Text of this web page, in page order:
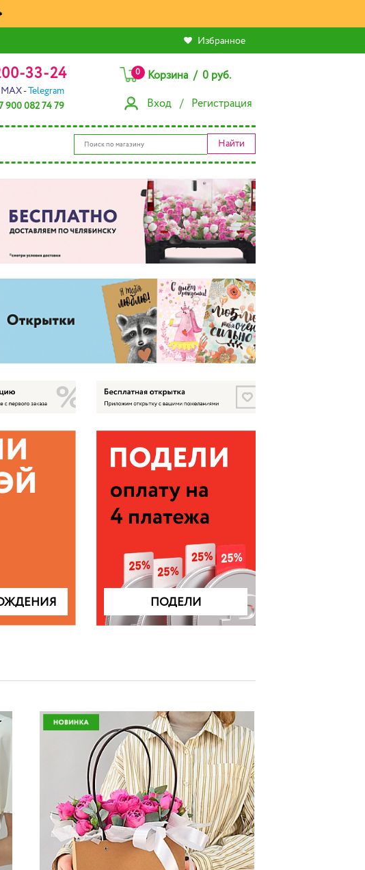
Избранное
33-24
MAX -Telegram
900 082 74 79
0 Корзина / 0 руб.
Вход / Регистрация
Найти
ПОДЕЛИ